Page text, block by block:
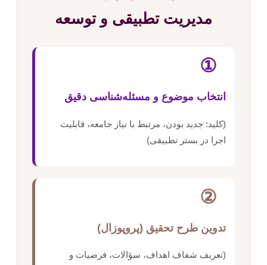
مدیریت تطبیقی و توسعه
①
انتخاب موضوع و مسئله‌شناسی دقیق
(کلید: جدید بودن، مرتبط با نیاز جامعه، قابلیت
اجرا در بستر تطبیقی)
②
تدوین طرح تحقیق (پروپوزال)
(تعریف شفاف اهداف، سؤالات، فرضیات و